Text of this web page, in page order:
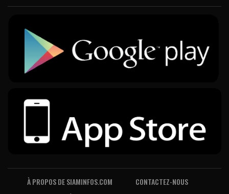
À PROPOS DE SIAMINFOS.COM
CONTACTEZ-NOUS